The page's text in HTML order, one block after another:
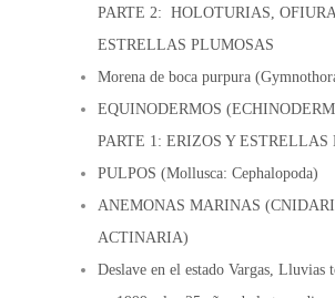
PARTE 2: HOLOTURIAS,
ESTRELLAS PLUMOSAS
Morena de boca purpura
EQUINODERMOS
PARTE 1: ERIZOS Y ESTRELLAS
PULPOS (Mollusca: Cephalopoda)
ANEMONAS MARINAS
ACTINARIA)
Deslave en el estado Vargas, Lluvias